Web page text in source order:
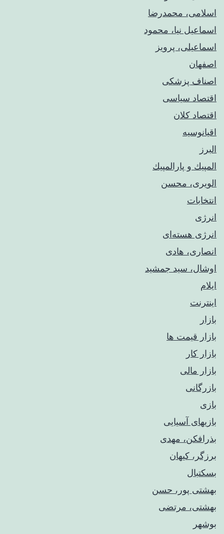
اسلامی، محمدرضا
اسماعیل نیا، محمود
اسماعیلی، پرویز
اصفهان
اصناف پزشکی
اقتصاد سیاسی
اقتصاد کلان
اقیانوسیه
البرز
المپيك و پارالمپيك
الویری، محسن
انتخابات
انرژی
انرژی هسته‌ای
انصاری، هادی
اوشال، سید جمشید
ایلام
اینترنت
بازار
بازار قیمت ها
بازار کار
بازار مالی
بازرگانی
بازی
بازیهای آسیایی
بذرافکن، مهدی
برزگر، کیهان
بسکتبال
بهشتی پور، حسن
بهشتی، مرتضی
بوشهر